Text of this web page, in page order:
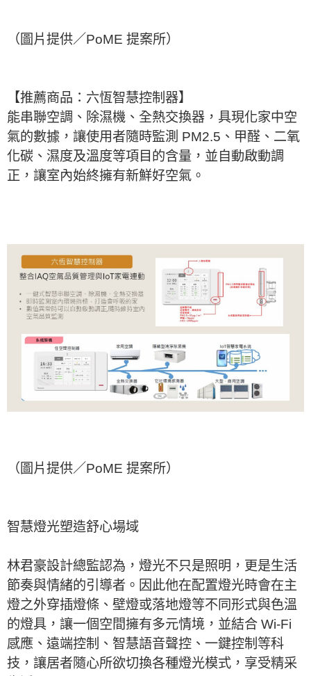
（圖片提供／PoME 提案所）
【推薦商品：六恆智慧控制器】
能串聯空調、除濕機、全熱交換器，具現化家中空
氣的數據，讓使用者隨時監測 PM2.5、甲醛、二氧
化碳、濕度及溫度等項目的含量，並自動啟動調
正，讓室內始終擁有新鮮好空氣。
（圖片提供／PoME 提案所）
智慧燈光塑造舒心場域
林君豪設計總監認為，燈光不只是照明，更是生活
節奏與情緒的引導者。因此他在配置燈光時會在主
燈之外穿插燈條、壁燈或落地燈等不同形式與色溫
的燈具，讓一個空間擁有多元情境，並結合 Wi-Fi
感應、遠端控制、智慧語音聲控、一鍵控制等科
技，讓居者隨心所欲切換各種燈光模式，享受精采